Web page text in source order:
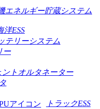
エネルギー貯蔵システム
洋ESS
テリーシステム
ー
トオルタネーター
トラックESS